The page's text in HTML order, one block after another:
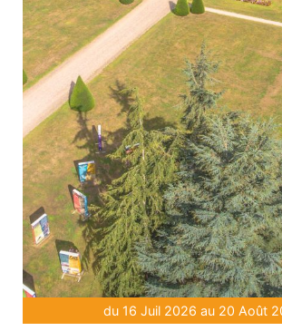
du 16 Juil 2026 au 20 Août